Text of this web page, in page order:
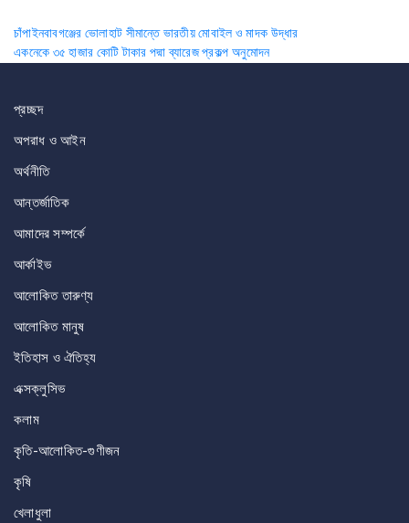
Post
navigation
চাঁপাইনবাবগঞ্জের ভোলাহাট সীমান্তে ভারতীয় মোবাইল ও মাদক উদ্ধার
একনেকে ৩৫ হাজার কোটি টাকার পদ্মা ব্যারেজ প্রকল্প অনুমোদন
প্রচ্ছদ
অপরাধ ও আইন
অর্থনীতি
আন্তর্জাতিক
আমাদের সম্পর্কে
আর্কাইভ
আলোকিত তারুণ্য
আলোকিত মানুষ
ইতিহাস ও ঐতিহ্য
এক্সক্লুসিভ
কলাম
কৃতি-আলোকিত-গুণীজন
কৃষি
খেলাধুলা